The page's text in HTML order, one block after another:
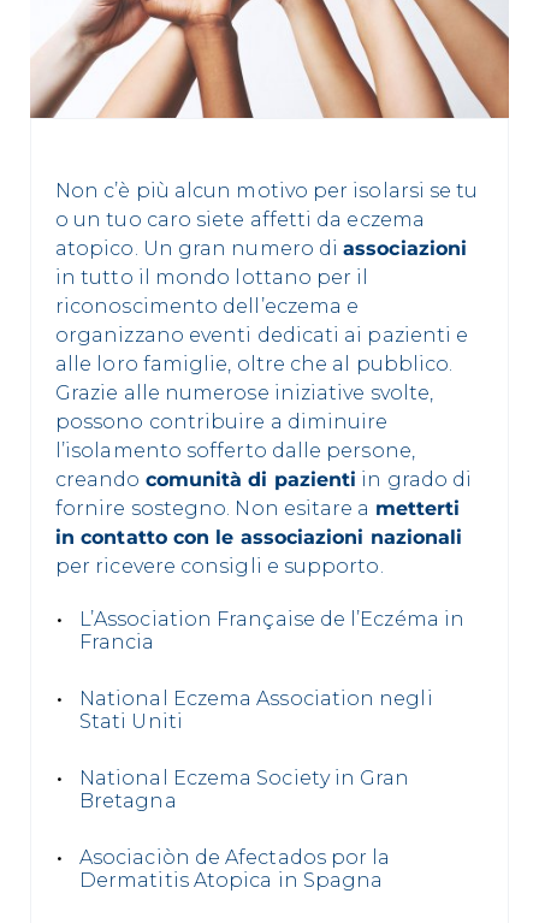
Non c’è più alcun motivo per isolarsi se tu
o un tuo caro siete affetti da eczema
atopico. Un gran numero diassociazioni
in tutto il mondo lottano per il
riconoscimento dell’eczema e
organizzano eventi dedicati ai pazienti e
alle loro famiglie, oltre che al pubblico.
Grazie alle numerose iniziative svolte,
possono contribuire a diminuire
l’isolamento sofferto dalle persone,
creando comunità di pazienti in grado di
fornire sostegno. Non esitare a metterti
in contatto con le associazioni nazionali
per ricevere consigli e supporto.
L’Association Française de l’Eczéma in
Francia
National Eczema Association negli
Stati Uniti
National Eczema Society in Gran
Bretagna
Asociaciòn de Afectados por la
Dermatitis Atopica in Spagna